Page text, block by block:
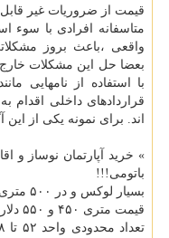
قیمت از ضروریات غیر قابل
متاسفانه افرادی با سوء
واقعی ،باعث بروز
بعضا حل این مشکلات
با استفاده از نامهایی
قراردادهای داخلی اقدام
اند. برای نمونه یکی از این
باتومی!!!
بسیار لوکس و در ۵۰۰ متری دریا !!!
قیمت متری ۴۵۰ و ۵۵۰ دلار میباشد.